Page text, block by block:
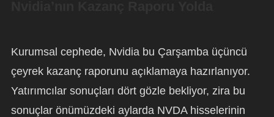
Kurumsal cephede, Nvidia bu Çarşamba üçüncü
çeyrek kazanç raporunu açıklamaya hazırlanıyor.
Yatırımcılar sonuçları dört gözle bekliyor, zira bu
sonuçlar önümüzdeki aylarda NVDA hisselerinin